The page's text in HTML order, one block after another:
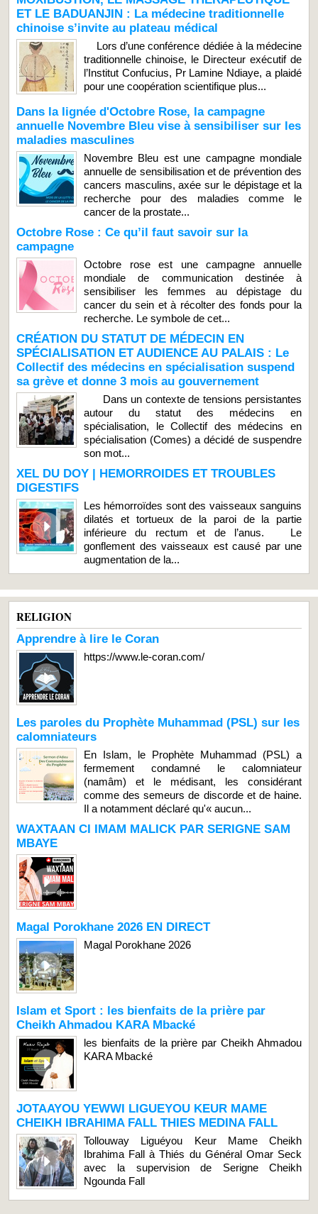
ET LE BADUANJIN : La médecine traditionnelle
chinoise s’invite au plateau médical
Lors d’une conférence dédiée à la médecine
traditionnelle chinoise, le Directeur exécutif de
l’Institut Confucius, Pr Lamine Ndiaye, a plaidé
pour une coopération scientifique plus...
Dans la lignée d'Octobre Rose, la campagne
annuelle Novembre Bleu vise à sensibiliser sur les
maladies masculines
Novembre Bleu est une campagne mondiale
annuelle de sensibilisation et de prévention des
cancers masculins, axée sur le dépistage et la
recherche pour des maladies comme le
cancer de la prostate...
Octobre Rose : Ce qu’il faut savoir sur la
campagne
Octobre rose est une campagne annuelle
mondiale de communication destinée à
sensibiliser les femmes au dépistage du
cancer du sein et à récolter des fonds pour la
recherche. Le symbole de cet...
CRÉATION DU STATUT DE MÉDECIN EN
SPÉCIALISATION ET AUDIENCE AU PALAIS : Le
Collectif des médecins en spécialisation suspend
sa grève et donne 3 mois au gouvernement
Dans un contexte de tensions persistantes
autour du statut des médecins en
spécialisation, le Collectif des médecins en
spécialisation (Comes) a décidé de suspendre
son mot...
XEL DU DOY | HEMORROIDES ET TROUBLES
DIGESTIFS
Les hémorroïdes sont des vaisseaux sanguins
dilatés et tortueux de la paroi de la partie
inférieure du rectum et de l’anus. Le
gonflement des vaisseaux est causé par une
augmentation de la...
RELIGION
Apprendre à lire le Coran
https://www.le-coran.com/
Les paroles du Prophète Muhammad (PSL) sur les
calomniateurs
En Islam, le Prophète Muhammad (PSL) a
fermement condamné le calomniateur
(namâm) et le médisant, les considérant
comme des semeurs de discorde et de haine.
Il a notamment déclaré qu'« aucun...
WAXTAAN CI IMAM MALICK PAR SERIGNE SAM
MBAYE
Magal Porokhane 2026 EN DIRECT
Magal Porokhane 2026
Islam et Sport : les bienfaits de la prière par
Cheikh Ahmadou KARA Mbacké
les bienfaits de la prière par Cheikh Ahmadou
KARA Mbacké
JOTAAYOU YEWWI LIGUEYOU KEUR MAME
CHEIKH IBRAHIMA FALL THIES MEDINA FALL
Tollouway Liguéyou Keur Mame Cheikh
Ibrahima Fall à Thiés du Général Omar Seck
avec la supervision de Serigne Cheikh
Ngounda Fall